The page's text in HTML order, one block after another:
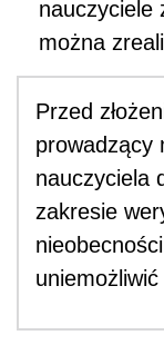
nauczyciele
można
Przed
prowadzący
nauczyciela
zakresie